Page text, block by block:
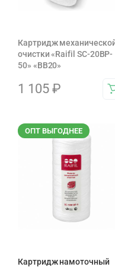
Картридж
очистки «Raifil SC-20BP-
50» «BB20»
1 105 ₽
ОПТ ВЫГОДНЕЕ
Картридж намоточный